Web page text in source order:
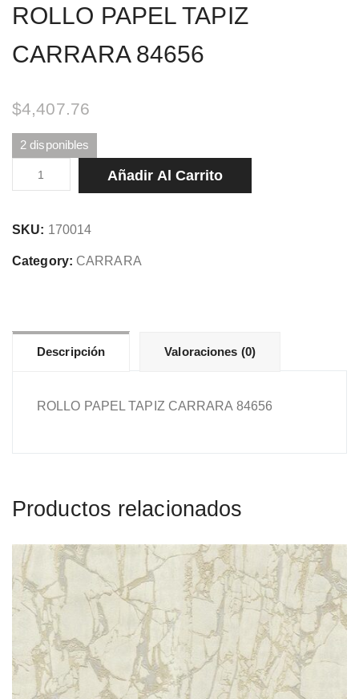
ROLLO PAPEL TAPIZ
CARRARA 84656
$4,407.76
2 disponibles
ROLLO
PAPEL
CARRARA
84656
Añadir Al Carrito
SKU: 170014
Category: CARRARA
Descripción Valoraciones (0)
ROLLO PAPEL TAPIZ CARRARA 84656
Productos relacionados